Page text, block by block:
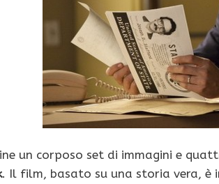
un corposo set di immagini e
. Il film, basato su una storia vera, è